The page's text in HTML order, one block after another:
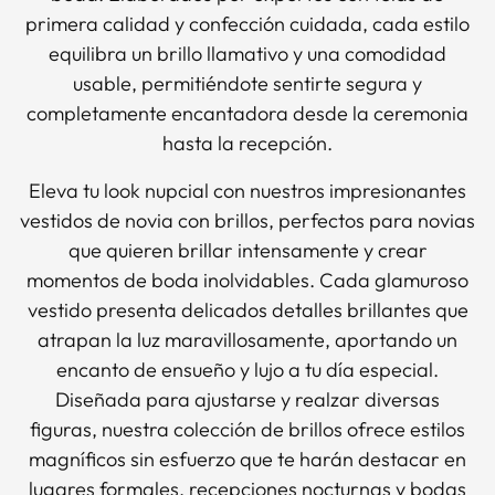
primera calidad y confección cuidada, cada estilo
equilibra un brillo llamativo y una comodidad
usable, permitiéndote sentirte segura y
completamente encantadora desde la ceremonia
hasta la recepción.
Eleva tu look nupcial con nuestros impresionantes
vestidos de novia con brillos, perfectos para novias
que quieren brillar intensamente y crear
momentos de boda inolvidables. Cada glamuroso
vestido presenta delicados detalles brillantes que
atrapan la luz maravillosamente, aportando un
encanto de ensueño y lujo a tu día especial.
Diseñada para ajustarse y realzar diversas
figuras, nuestra colección de brillos ofrece estilos
magníficos sin esfuerzo que te harán destacar en
lugares formales, recepciones nocturnas y bodas